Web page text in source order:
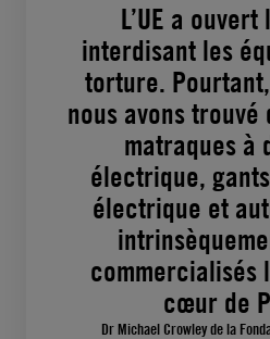
L’UE a
interdisant les
torture.
nous avons
matraques à
électrique,
électrique et
commercialisés
cœur de
Dr Michael Crowley de la